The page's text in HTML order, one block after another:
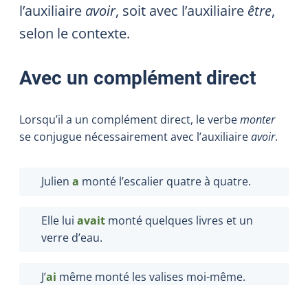
l’auxiliaire avoir, soit avec l’auxiliaire être,
selon le contexte.
Avec un complément direct
Lorsqu’il a un complément direct, le verbemonter
se conjugue nécessairement avec l’auxiliaireavoir.
Julien a monté l’escalier quatre à quatre.
Elle lui avait monté quelques livres et un
verre d’eau.
J’ai même monté les valises moi-même.